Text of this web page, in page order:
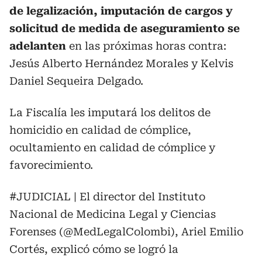
de legalización, imputación de cargos y
solicitud de medida de aseguramiento se
adelanten en las próximas horas contra:
Jesús Alberto Hernández Morales y Kelvis
Daniel Sequeira Delgado.
La Fiscalía les imputará los delitos de
homicidio en calidad de cómplice,
ocultamiento en calidad de cómplice y
favorecimiento.
#JUDICIAL | El director del Instituto
Nacional de Medicina Legal y Ciencias
Forenses (@MedLegalColombi), Ariel Emilio
Cortés, explicó cómo se logró la